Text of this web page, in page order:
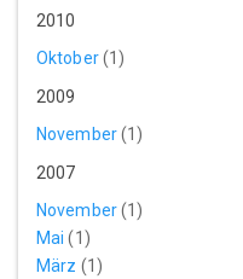
2010
Oktober(1)
2009
November(1)
2007
November(1)
Mai (1)
März (1)